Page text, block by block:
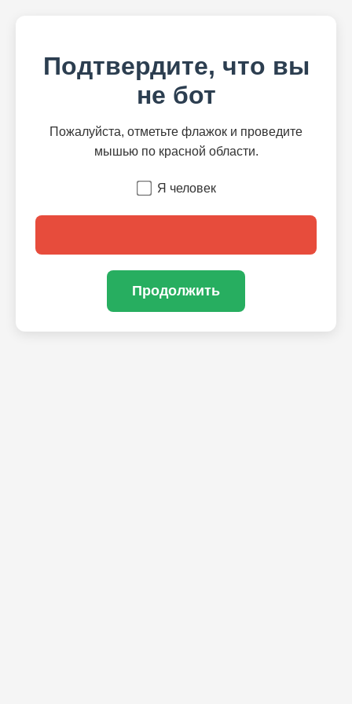
Подтвердите, что вы
не бот
Пожалуйста, отметьте флажок и проведите
мышью по красной области.
Я человек
Продолжить